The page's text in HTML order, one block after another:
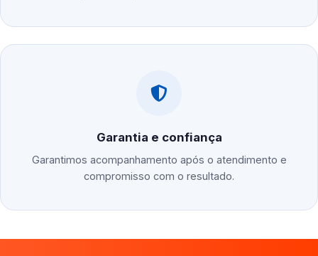
Garantia e confiança
Garantimos acompanhamento após o atendimento e
compromisso com o resultado.